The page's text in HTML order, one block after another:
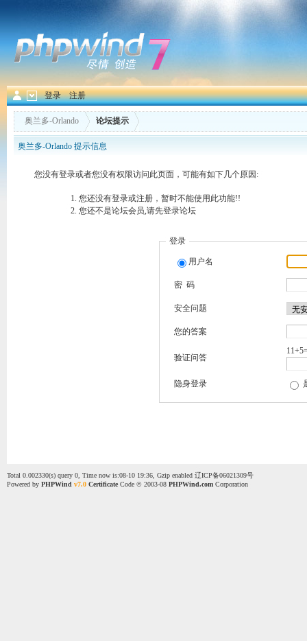
登录 注册
奥兰多-Orlando 论坛提示
奥兰多-Orlando 提示信息
您没有登录或者您没有权限访问此页面，可能有如下几个原因:
您还没有登录或注册，暂时不能使用此功能!!
您还不是论坛会员,请先登录论坛
登录
用户名
密 码
安全问题
您的答案
验证问答
隐身登录
Total 0.002330(s) query 0, Time now is:08-10 19:36, Gzip enabled 辽ICP备06021309号
Powered by PHPWind v7.0 CertificateCode © 2003-08 PHPWind.comCorporation